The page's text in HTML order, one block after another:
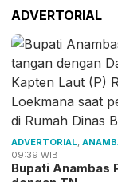
ADVERTORIAL
ADVERTORIAL ,
09:39 WIB
Bupati Anambas